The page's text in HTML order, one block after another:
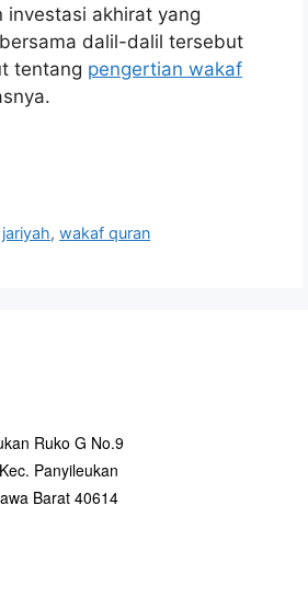
akhirat yang
dalil-dalil tersebut
tentang pengertian wakaf
,wakaf quran
Ruko G No.9
Panyileukan
Barat 40614